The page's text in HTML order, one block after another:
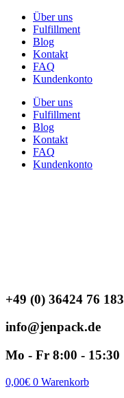
Über uns
Fulfillment
Blog
Kontakt
FAQ
Kundenkonto
Über uns
Fulfillment
Blog
Kontakt
FAQ
Kundenkonto
+49 (0) 36424 76 183
info@jenpack.de
Mo - Fr 8:00 - 15:30
0,00€ 0 Warenkorb